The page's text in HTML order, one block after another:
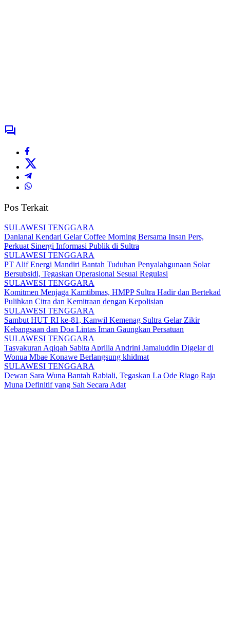
Pos Terkait
SULAWESI TENGGARA
Danlanal Kendari Gelar Coffee Morning Bersama Insan Pers,
Perkuat Sinergi Informasi Publik di Sultra
SULAWESI TENGGARA
PT Alif Energi Mandiri Bantah Tuduhan Penyalahgunaan Solar
Bersubsidi, Tegaskan Operasional Sesuai Regulasi
SULAWESI TENGGARA
Komitmen Menjaga Kamtibmas, HMPP Sultra Hadir dan Bertekad
Pulihkan Citra dan Kemitraan dengan Kepolisian
SULAWESI TENGGARA
Sambut HUT RI ke-81, Kanwil Kemenag Sultra Gelar Zikir
Kebangsaan dan Doa Lintas Iman Gaungkan Persatuan
SULAWESI TENGGARA
Tasyakuran Aqiqah Sabita Aprilia Andrini Jamaluddin Digelar di
Wonua Mbae Konawe Berlangsung khidmat
SULAWESI TENGGARA
Dewan Sara Wuna Bantah Rabiali, Tegaskan La Ode Riago Raja
Muna Definitif yang Sah Secara Adat